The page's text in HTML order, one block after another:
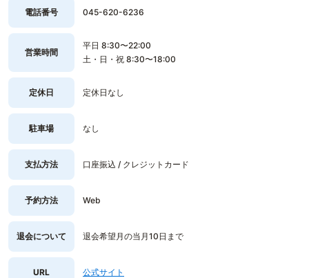
電話番号 045-620-6236
営業時間
平日 8:30〜22:00
土・日・祝 8:30〜18:00
定休日 定休日なし
駐車場 なし
支払方法 口座振込 / クレジットカード
予約方法 Web
退会について 退会希望月の当月10日まで
URL 公式サイト